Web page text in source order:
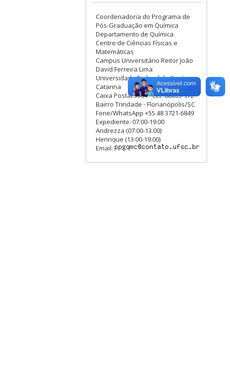
Coordenadoria do Programa de
Pós-Graduação em Química
Departamento de Química
Centro de Ciências Físicas e
Matemáticas
Campus Universitário Reitor João
David Ferreira Lima
Universidade Federal de Santa
Catarina
Caixa Postal 5064 - CEP 88035-972
Bairro Trindade - Florianópolis/SC
Fone/WhatsApp +55 48 3721-6849
Expediente: 07:00-19:00
Andrezza (07:00-13:00)
Henrique (13:00-19:00)
Email: